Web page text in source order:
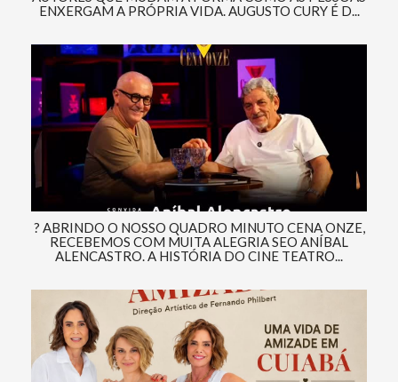
ENXERGAM A PRÓPRIA VIDA. AUGUSTO CURY É D...
? ABRINDO O NOSSO QUADRO MINUTO CENA ONZE,
RECEBEMOS COM MUITA ALEGRIA SEO ANÍBAL
ALENCASTRO. A HISTÓRIA DO CINE TEATRO...